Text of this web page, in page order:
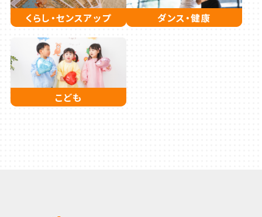
くらし・センスアップ ダンス・健康
こども